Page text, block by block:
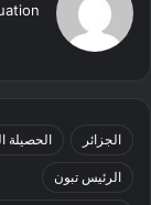
الجزائر الحصيلة
الرئيس تبون